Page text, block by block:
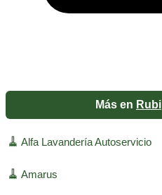
Más en Rubi
🧹 Alfa Lavandería Autoservicio
🧹 Amarus